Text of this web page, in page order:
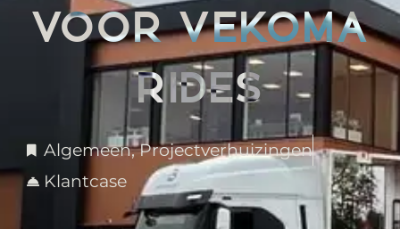
VOOR VEKOMA
RIDES
Algemeen,Projectverhuizingen
Klantcase